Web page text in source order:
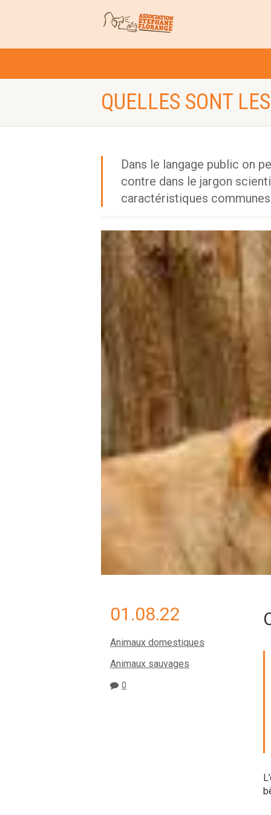
QUELLES SONT
Dans le langage public on
contre dans le jargon
caractéristiques
01.08.22
Animaux domestiques
Animaux sauvages
0